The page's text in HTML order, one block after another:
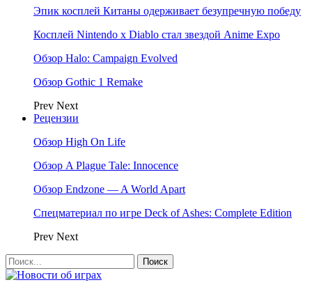
Эпик косплей Китаны одерживает безупречную победу
Косплей Nintendo x Diablo стал звездой Anime Expo
Обзор Halo: Campaign Evolved
Обзор Gothic 1 Remake
Prev Next
Рецензии
Обзор High On Life
Обзор A Plague Tale: Innocence
Обзор Endzone — A World Apart
Спецматериал по игре Deck of Ashes: Complete Edition
Prev Next